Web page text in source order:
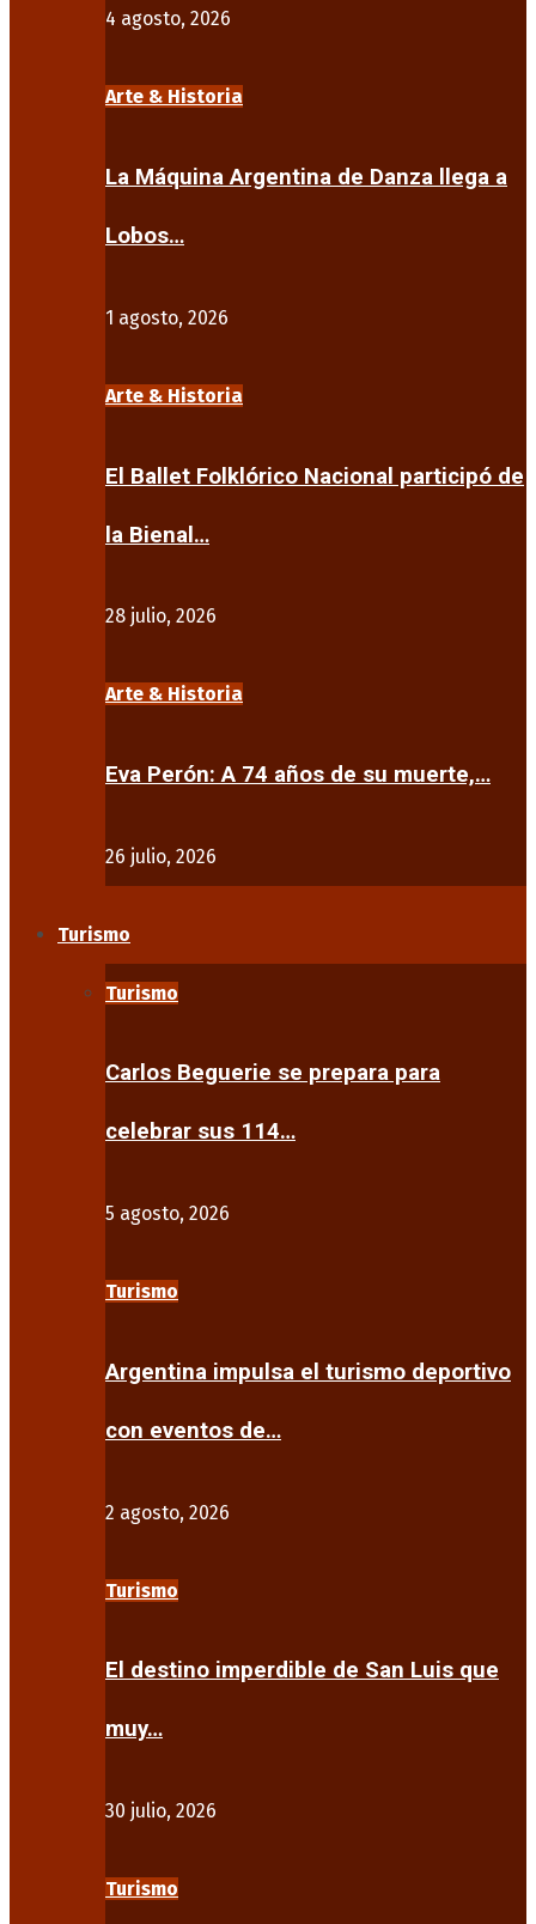
4 agosto, 2026
Arte & Historia
La Máquina Argentina de Danza llega a
Lobos…
1 agosto, 2026
Arte & Historia
El Ballet Folklórico Nacional participó de
la Bienal…
28 julio, 2026
Arte & Historia
Eva Perón: A 74 años de su muerte,…
26 julio, 2026
Turismo
Turismo
Carlos Beguerie se prepara para
celebrar sus 114…
5 agosto, 2026
Turismo
Argentina impulsa el turismo deportivo
con eventos de…
2 agosto, 2026
Turismo
El destino imperdible de San Luis que
muy…
30 julio, 2026
Turismo